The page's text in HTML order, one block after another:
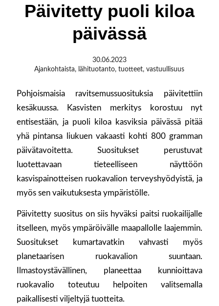
Päivitetty puoli kiloa
päivässä
30.06.2023
Ajankohtaista, lähituotanto,tuotteet,vastuullisuus
Pohjoismaisia ravitsemussuosituksia päivitettiin
kesäkuussa. Kasvisten merkitys korostuu nyt
entisestään, ja puoli kiloa kasviksia päivässä pitää
yhä pintansa liukuen vakaasti kohti 800 gramman
päivätavoitetta. Suositukset perustuvat
luotettavaan tieteelliseen näyttöön
kasvispainotteisen ruokavalion terveyshyödyistä, ja
myös sen vaikutuksesta ympäristölle.
Päivitetty suositus on siis hyväksi paitsi ruokailijalle
itselleen, myös ympäröivälle maapallolle laajemmin.
Suositukset kumartavatkin vahvasti myös
planetaarisen ruokavalion suuntaan.
Ilmastoystävällinen, planeettaa kunnioittava
ruokavalio toteutuu helpoiten valitsemalla
paikallisesti viljeltyjä tuotteita.